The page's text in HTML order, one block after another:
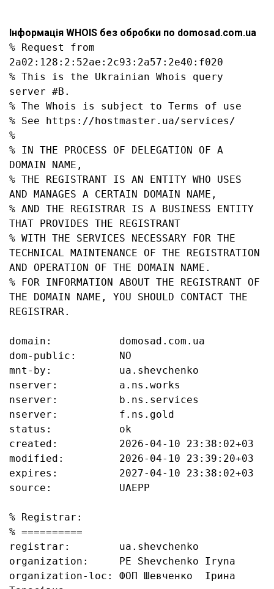
Інформація WHOIS без обробки по domosad.com.ua
% Request from
2a02:128:2:52ae:2c93:2a57:2e40:f020
% This is the Ukrainian Whois query
server #B.
% The Whois is subject to Terms of use
% See https://hostmaster.ua/services/
%
% IN THE PROCESS OF DELEGATION OF A
DOMAIN NAME,
% THE REGISTRANT IS AN ENTITY WHO USES
AND MANAGES A CERTAIN DOMAIN NAME,
% AND THE REGISTRAR IS A BUSINESS ENTITY
THAT PROVIDES THE REGISTRANT
% WITH THE SERVICES NECESSARY FOR THE
TECHNICAL MAINTENANCE OF THE REGISTRATION
AND OPERATION OF THE DOMAIN NAME.
% FOR INFORMATION ABOUT THE REGISTRANT OF
THE DOMAIN NAME, YOU SHOULD CONTACT THE
REGISTRAR.
domain:           domosad.com.ua
dom-public:       NO
mnt-by:           ua.shevchenko
nserver:          a.ns.works
nserver:          b.ns.services
nserver:          f.ns.gold
status:           ok
created:          2026-04-10 23:38:02+03
modified:         2026-04-10 23:39:20+03
expires:          2027-04-10 23:38:02+03
source:           UAEPP
% Registrar:
% ==========
registrar:        ua.shevchenko
organization:     PE Shevchenko Iryna
organization-loc: ФОП Шевченко  Ірина